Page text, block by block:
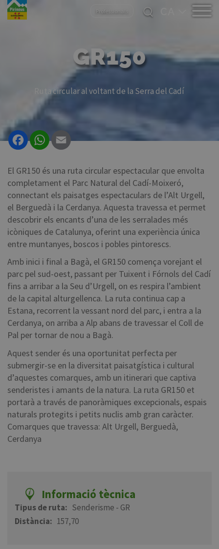
Vés
Professionals
GR150
Ruta circular al voltant de la Serra del Cadí
FacebookWhatsAppEmail
El GR150 és una ruta circular espectacular que envolta
completament el Parc Natural del Cadí-Moixeró,
connectant els paisatges espectaculars de l’Alt Urgell,
el Berguedà i la Cerdanya. Aquesta travessa et permet
descobrir els encants d’una de les serralades més
icòniques de Catalunya, oferint una experiència única
entre muntanyes, boscos i pobles pintorescs.
Amb inici i final a Bagà, el GR150 comença vorejant el
parc pel sud-oest, passant per Tuixent i Fórnols del Cadí
fins a arribar a la Seu d’Urgell, on es respira l’ambient
de la capital alturgellenca. La ruta continua cap a
Estana, recorrent la vessant nord del parc, i entra a la
Cerdanya, on arriba a Alp abans de travessar el Coll de
Pal per tornar de nou a Bagà.
Aquest sender és una oportunitat perfecta per
submergir-se en la diversitat paisatgística i cultural
d’aquestes comarques, amb un itinerari que captiva
senderistes i amants de la natura. La ruta GR150 et
portarà a través de panoràmiques excepcionals, espais
naturals protegits i petits nuclis amb gran caràcter.
Comarques que travessa: Alt Urgell, Berguedà,
Cerdanya
Informació tècnica
Tipus de ruta
Senderisme - GR
Distància
157,70